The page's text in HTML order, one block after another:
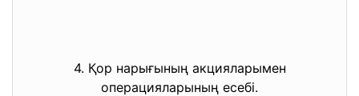
4. Қор нарығының акцияларымен
операцияларының есебі.